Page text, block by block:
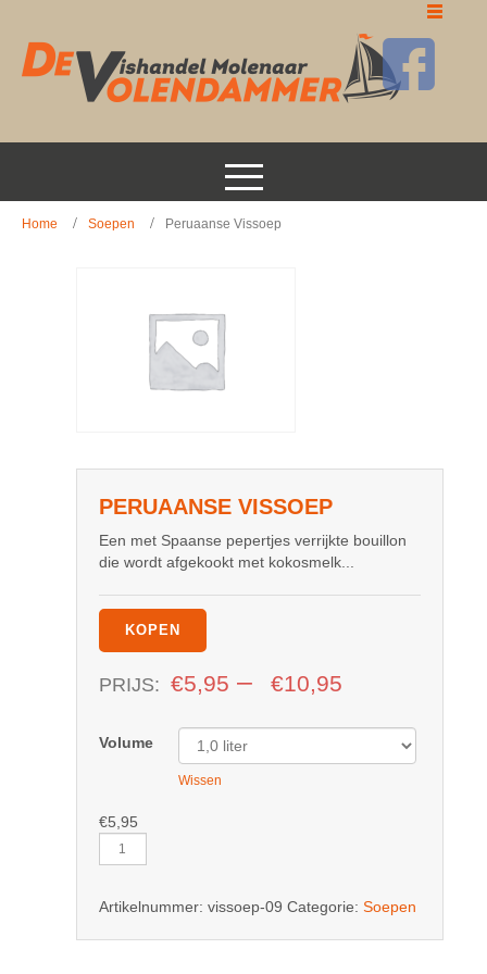
Home Soepen Peruaanse Vissoep
PERUAANSE VISSOEP
Een met Spaanse pepertjes verrijkte bouillon
die wordt afgekookt met kokosmelk...
KOPEN
PRIJS: €5,95 – €10,95
Volume
Wissen
€5,95
Peruaanse
Vissoep
Artikelnummer: vissoep-09 Categorie: Soepen